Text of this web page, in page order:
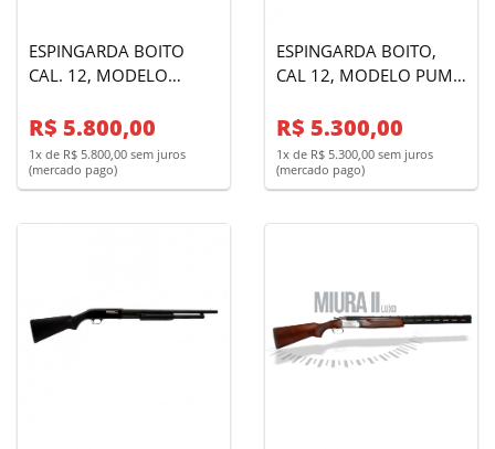
ESPINGARDA BOITO
CAL. 12, MODELO
STANDARD
R$ 5.800,00
1x de R$ 5.800,00 sem juros
(mercado pago)
ESPINGARDA BOITO,
CAL 12, MODELO PUMP
R$ 5.300,00
1x de R$ 5.300,00 sem juros
(mercado pago)